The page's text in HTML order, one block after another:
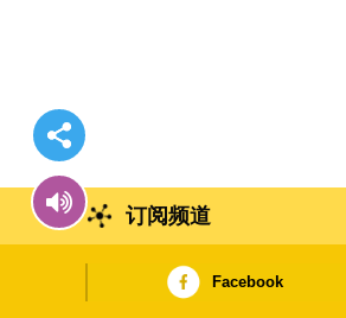
订阅频道
Facebook